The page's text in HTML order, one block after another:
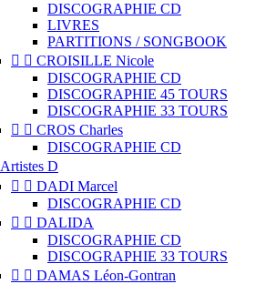
DISCOGRAPHIE CD
LIVRES
PARTITIONS / SONGBOOK
  CROISILLE Nicole
DISCOGRAPHIE CD
DISCOGRAPHIE 45 TOURS
DISCOGRAPHIE 33 TOURS
  CROS Charles
DISCOGRAPHIE CD
Artistes D
  DADI Marcel
DISCOGRAPHIE CD
  DALIDA
DISCOGRAPHIE CD
DISCOGRAPHIE 33 TOURS
  DAMAS Léon-Gontran